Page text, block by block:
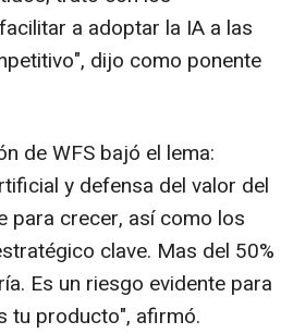
a adoptar la IA a las
dijo como ponente
de WFS bajó el lema:
y defensa del valor del
para crecer, así como los
clave. Mas del 50%
Es un riesgo evidente para
tu producto", afirmó.